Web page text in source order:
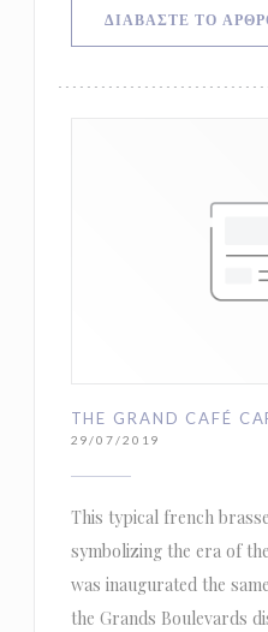
ΔΙΑΒΆΣΤΕ ΤΟ
THE GRAND CAFÉ
29/07/2019
This typical french
symbolizing the era of
was inaugurated the
the Grands Boulevards